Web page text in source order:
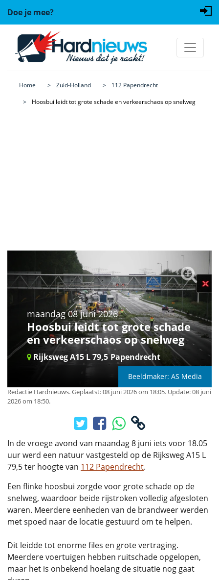
Doe je mee?
Home Zuid-Holland
112 Papendrecht
Hoosbui leidt tot grote schade en verkeerschaos op snelweg
maandag 08 juni 2026
Hoosbui leidt tot grote schade
en verkeerschaos op snelweg
Rijksweg A15 L 79,5 Papendrecht
Beeldmaker: AS Media
Redactie Hardnieuws.Geplaatst: 08 juni 2026 om 18:05. Update: 08 juni
2026 om 18:50.
In de vroege avond van maandag 8 juni iets voor 18.05
uur werd een natuur vastgesteld op de Rijksweg A15 L
79,5 ter hoogte van 112 Papendrecht.
Een flinke hoosbui zorgde voor grote schade op de
snelweg, waardoor beide rijstroken volledig afgesloten
waren. Meerdere eenheden van de brandweer werden
met spoed naar de locatie gestuurd om te helpen.
Dit leidde tot enorme files en grote vertraging.
Meerdere voertuigen hebben ruitschade opgelopen,
maar het is onbekend hoelang de situatie nog gaat